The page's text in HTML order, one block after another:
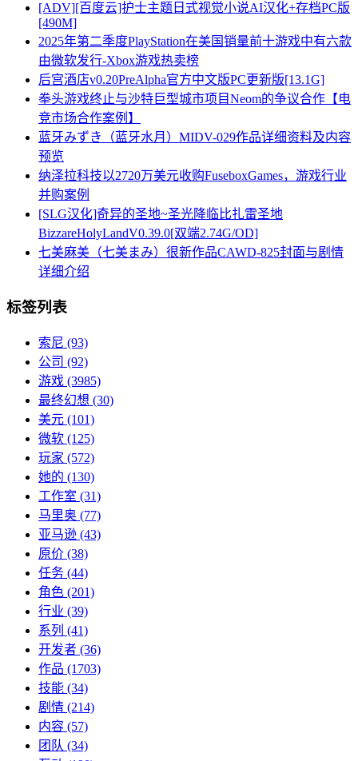
[ADV][百度云]护士主题日式视觉小说AI汉化+存档PC版
[490M]
2025年第二季度PlayStation在美国销量前十游戏中有六款
由微软发行-Xbox游戏热卖榜
后宫酒店v0.20PreAlpha官方中文版PC更新版[13.1G]
拳头游戏终止与沙特巨型城市项目Neom的争议合作【电
竞市场合作案例】
蓝牙みずき（蓝牙水月）MIDV-029作品详细资料及内容
预览
纳泽拉科技以2720万美元收购FuseboxGames，游戏行业
并购案例
[SLG汉化]奇异的圣地~圣光降临比扎雷圣地
BizzareHolyLandV0.39.0[双端2.74G/OD]
七美麻美（七美まみ）很新作品CAWD-825封面与剧情
详细介绍
标签列表
索尼 (93)
公司 (92)
游戏 (3985)
最终幻想 (30)
美元 (101)
微软 (125)
玩家 (572)
她的 (130)
工作室 (31)
马里奥 (77)
亚马逊 (43)
原价 (38)
任务 (44)
角色 (201)
行业 (39)
系列 (41)
开发者 (36)
作品 (1703)
技能 (34)
剧情 (214)
内容 (57)
团队 (34)